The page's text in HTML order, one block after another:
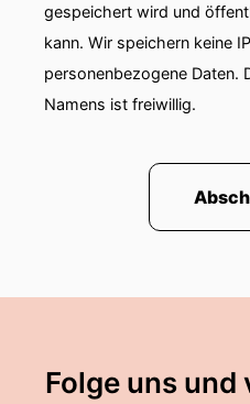
gespeichert wird und
kann. Wir speichern keine
personenbezogene Daten.
Namens ist freiwillig.
Folge uns und